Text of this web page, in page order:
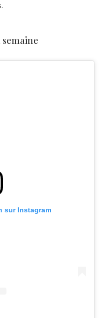
semaine
sur Instagram